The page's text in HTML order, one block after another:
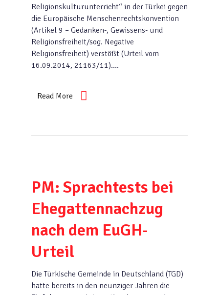
Religionskulturunterricht“ in der Türkei gegen
die Europäische Menschenrechtskonvention
(Artikel 9 – Gedanken-, Gewissens- und
Religionsfreiheit/sog. Negative
Religionsfreiheit) verstößt (Urteil vom
16.09.2014, 21163/11)….
Read More
PM: Sprachtests bei
Ehegattennachzug
nach dem EuGH-
Urteil
Die Türkische Gemeinde in Deutschland (TGD)
hatte bereits in den neunziger Jahren die